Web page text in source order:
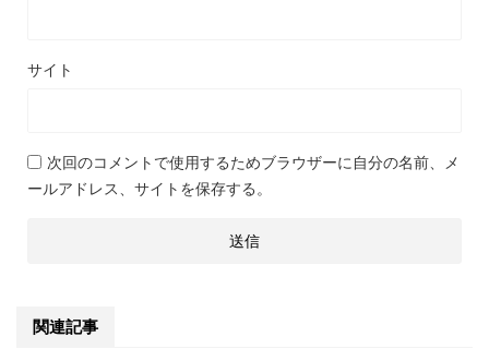
サイト
次回のコメントで使用するためブラウザーに自分の名前、メ
ールアドレス、サイトを保存する。
関連記事